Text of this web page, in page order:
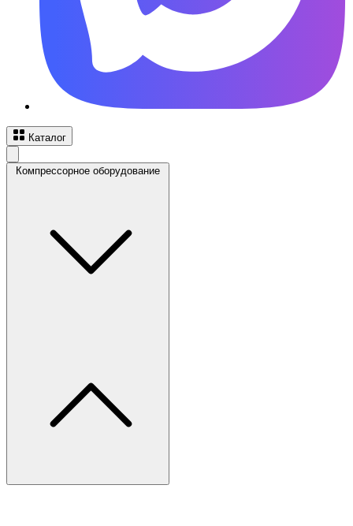
Каталог
Компрессорное оборудование